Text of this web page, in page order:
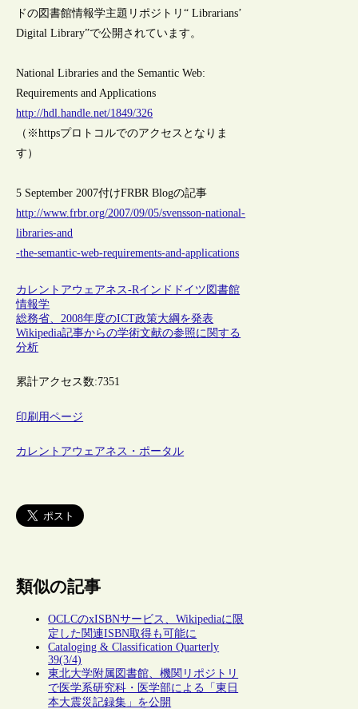
ドの図書館情報学主題リポジトリ“ Librarians’
Digital Library”で公開されています。
National Libraries and the Semantic Web:
Requirements and Applications
http://hdl.handle.net/1849/326
（※httpsプロトコルでのアクセスとなりま
す）
5 September 2007付けFRBR Blogの記事
http://www.frbr.org/2007/09/05/svensson-national-
libraries-and
-the-semantic-web-requirements-and-applications
カレントアウェアネス-Rインド ドイツ 図書館
情報学
総務省、2008年度のICT政策大綱を発表
Wikipedia記事からの学術文献の参照に関する
分析
累計アクセス数:7351
印刷用ページ
カレントアウェアネス・ポータル
類似の記事
OCLCのxISBNサービス、Wikipediaに限
定した関連ISBN取得も可能に
Cataloging & Classification Quarterly
39(3/4)
東北大学附属図書館、機関リポジトリ
で医学系研究科・医学部による「東日
本大震災記録集」を公開